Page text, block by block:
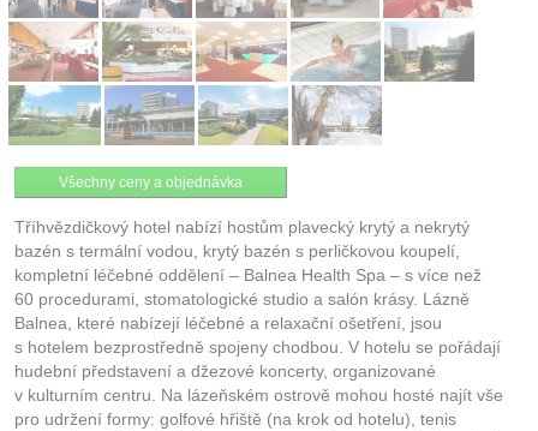
Všechny ceny a objednávka
Tříhvězdičkový hotel nabízí hostům plavecký krytý a nekrytý
bazén s termální vodou, krytý bazén s perličkovou koupelí,
kompletní léčebné oddělení – Balnea Health Spa – s více než
60 procedurami, stomatologické studio a salón krásy. Lázně
Balnea, které nabízejí léčebné a relaxační ošetření, jsou
s hotelem bezprostředně spojeny chodbou. V hotelu se pořádají
hudební představení a džezové koncerty, organizované
v kulturním centru. Na lázeňském ostrově mohou hosté najít vše
pro udržení formy: golfové hřiště (na krok od hotelu), tenis